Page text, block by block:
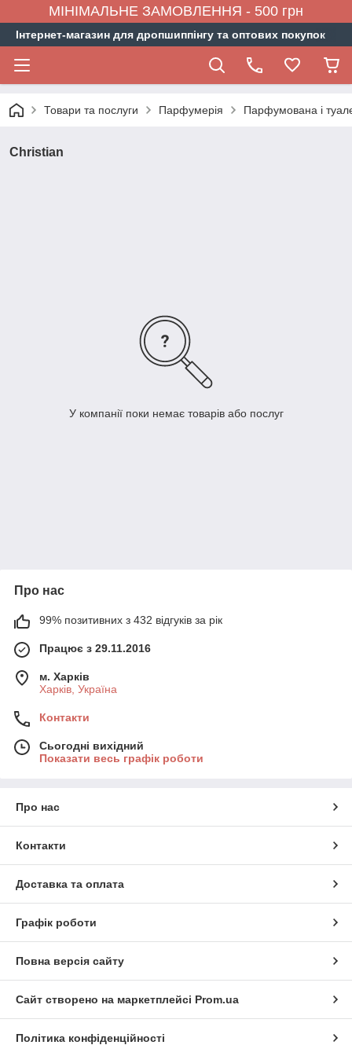
МІНІМАЛЬНЕ ЗАМОВЛЕННЯ - 500 грн
Інтернет-магазин для дропшиппінгу та оптових покупок
Товари та послуги Парфумерія Парфумована і
Christian
У компанії поки немає товарів або послуг
Про нас
99% позитивних з 432 відгуків за рік
Працює з 29.11.2016
м. Харків
Харків, Україна
Контакти
Сьогодні вихідний
Показати весь графік роботи
Про нас
Контакти
Доставка та оплата
Графік роботи
Повна версія сайту
Сайт створено на маркетплейсі Prom.ua
Політика конфіденційності